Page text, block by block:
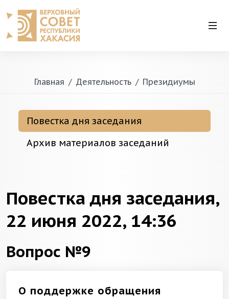
Главная Деятельность Президиумы
Повестка дня заседания
Архив материалов заседаний
Повестка дня заседания,
22 июня 2022, 14:36
Вопрос №9
О поддержке обращения